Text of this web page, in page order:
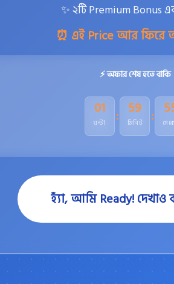
✨ ২টি Premium Bonus
⏰ এই Price আর ফিরে
⚡ অফার শেষ হতে বাকি
01
ঘন্টা : 59
মিনিট :
হ্যাঁ, আমি Ready! দেখাও